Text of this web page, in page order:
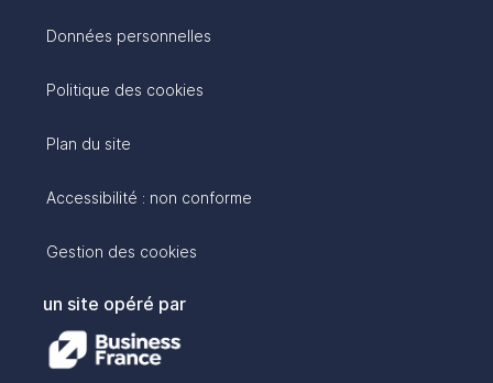
Données personnelles
Politique des cookies
Plan du site
Accessibilité : non conforme
Gestion des cookies
un site opéré par